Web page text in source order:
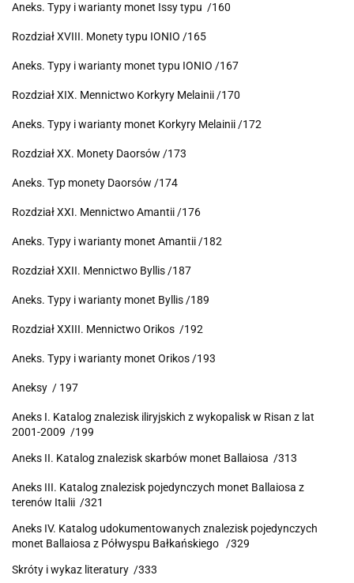
Aneks. Typy i warianty monet Issy typu /160
Rozdział XVIII. Monety typu IONIO /165
Aneks. Typy i warianty monet typu IONIO /167
Rozdział XIX. Mennictwo Korkyry Melainii /170
Aneks. Typy i warianty monet Korkyry Melainii /172
Rozdział XX. Monety Daorsów /173
Aneks. Typ monety Daorsów /174
Rozdział XXI. Mennictwo Amantii /176
Aneks. Typy i warianty monet Amantii /182
Rozdział XXII. Mennictwo Byllis /187
Aneks. Typy i warianty monet Byllis /189
Rozdział XXIII. Mennictwo Orikos /192
Aneks. Typy i warianty monet Orikos /193
Aneksy / 197
Aneks I. Katalog znalezisk iliryjskich z wykopalisk w Risan z lat
2001-2009 /199
Aneks II. Katalog znalezisk skarbów monet Ballaiosa /313
Aneks III. Katalog znalezisk pojedynczych monet Ballaiosa z
terenów Italii /321
Aneks IV. Katalog udokumentowanych znalezisk pojedynczych
monet Ballaiosa z Półwyspu Bałkańskiego /329
Skróty i wykaz literatury /333